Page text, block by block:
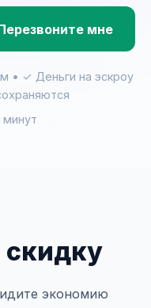
мне
• ✓ Деньги на эскроу
минут
скидку
экономию